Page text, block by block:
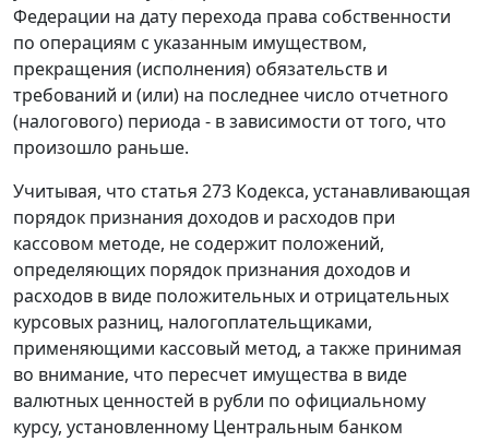
Федерации на дату перехода права собственности
по операциям с указанным имуществом,
прекращения (исполнения) обязательств и
требований и (или) на последнее число отчетного
(налогового) периода - в зависимости от того, что
произошло раньше.
Учитывая, что статья 273 Кодекса, устанавливающая
порядок признания доходов и расходов при
кассовом методе, не содержит положений,
определяющих порядок признания доходов и
расходов в виде положительных и отрицательных
курсовых разниц, налогоплательщиками,
применяющими кассовый метод, а также принимая
во внимание, что пересчет имущества в виде
валютных ценностей в рубли по официальному
курсу, установленному Центральным банком